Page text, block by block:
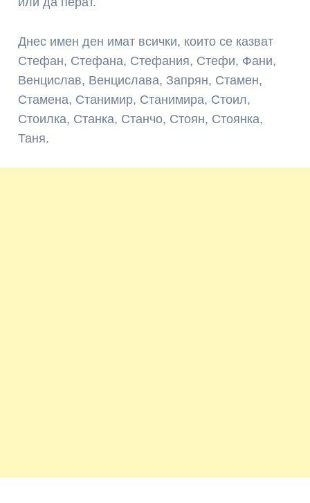
Днес имен ден имат всички, които се казват
Стефан, Стефана, Стефания, Стефи, Фани,
Венцислав, Венцислава, Запрян, Стамен,
Стамена, Станимир, Станимира, Стоил,
Стоилка, Станка, Станчо, Стоян, Стоянка,
Таня.